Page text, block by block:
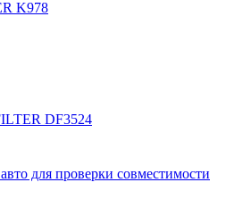
K978
DF3524
для проверки совместимости